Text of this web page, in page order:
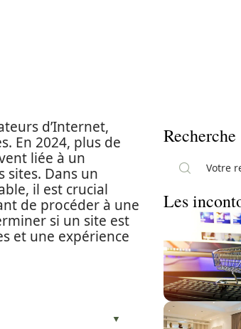
d’Internet,
En 2024, plus de
liée à un
sites. Dans un
il est crucial
de procéder à une
si un site est
et une expérience
Recherche
Les